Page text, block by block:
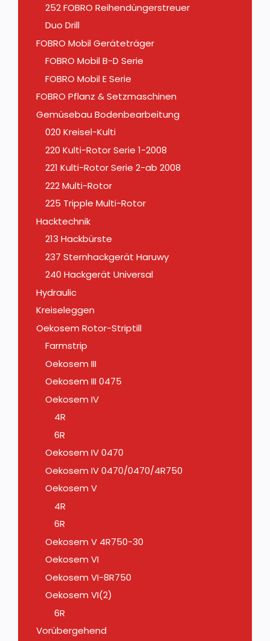
252 FOBRO Reihendüngerstreuer
Duo Drill
FOBRO Mobil Geräteträger
FOBRO Mobil B-D Serie
FOBRO Mobil E Serie
FOBRO Pflanz & Setzmaschinen
Gemüsebau Bodenbearbeitung
020 Kreisel-Kulti
220 Kulti-Rotor Serie 1-2008
221 Kulti-Rotor Serie 2-ab 2008
222 Multi-Rotor
225 Tripple Multi-Rotor
Hacktechnik
213 Hackbürste
237 Sternhackgerät Haruwy
240 Hackgerät Universal
Hydraulic
Kreiseleggen
Oekosem Rotor-Striptill
Farmstrip
Oekosem III
Oekosem III 0475
Oekosem IV
4R
6R
Oekosem IV 0470
Oekosem IV 0470/0470/4R750
Oekosem V
4R
6R
Oekosem V 4R750-30
Oekosem VI
Oekosem VI-8R750
Oekosem VI(2)
6R
Vorübergehend